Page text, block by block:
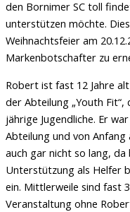
den Bornimer SC toll
unterstützen möchte.
Weihnachtsfeier am
Markenbotschafter zu
Robert ist fast 12 Jahre
der Abteilung „Youth
jährige Jugendliche. Er
Abteilung und von Anfang
auch gar nicht so lang,
Unterstützung als Helfer
ein. Mittlerweile sind fast
Veranstaltung ohne